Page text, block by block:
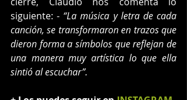
siguiente: - “La música y letra de cada
canción, se transformaron en trazos que
dieron forma a símbolos que reflejan de
una manera muy artística lo que ella
sintió al escuchar”.